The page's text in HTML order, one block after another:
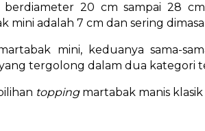
berdiameter 20 cm sampai 28
mini adalah 7 cm dan sering
mini, keduanya sama-
tergolong dalam dua kategori
topping martabak manis